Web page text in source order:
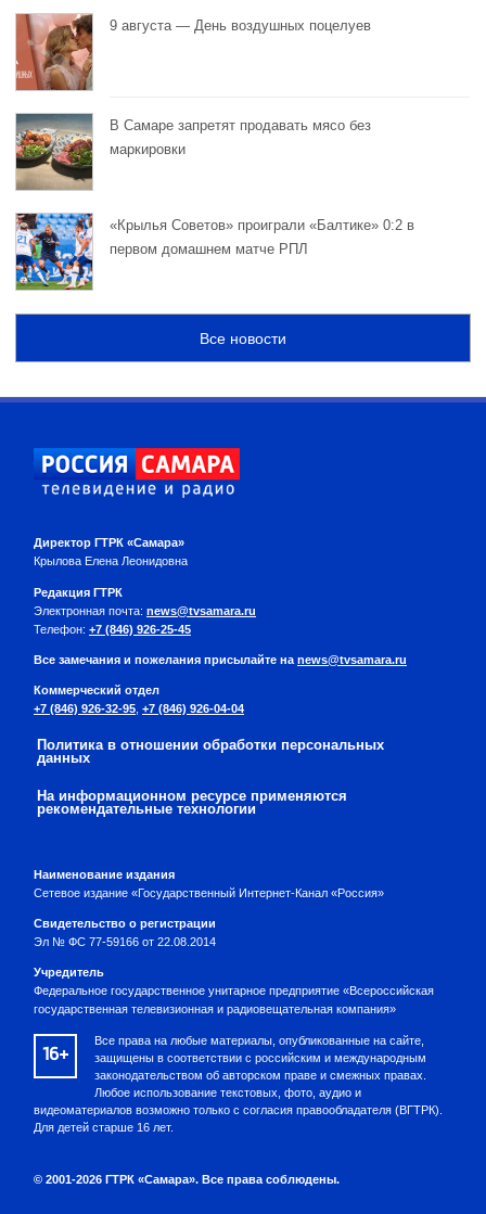
9 августа — День воздушных поцелуев
В Самаре запретят продавать мясо без
маркировки
«Крылья Советов» проиграли «Балтике» 0:2 в
первом домашнем матче РПЛ
Все новости
Директор ГТРК «Самара»
Крылова Елена Леонидовна
Редакция ГТРК
Электронная почта: news@tvsamara.ru
Телефон: +7 (846) 926-25-45
Все замечания и пожелания присылайте на news@tvsamara.ru
Коммерческий отдел
+7 (846) 926-32-95 +7 (846) 926-04-04
Политика в отношении обработки персональных
данных
На информационном ресурсе применяются
рекомендательные технологии
Наименование издания
Сетевое издание «Государственный Интернет-Канал «Россия»
Свидетельство о регистрации
Эл № ФС 77-59166 от 22.08.2014
Учредитель
Федеральное государственное унитарное предприятие «Всероссийская
государственная телевизионная и радиовещательная компания»
16+
Все права на любые материалы, опубликованные на сайте,
защищены в соответствии с российским и международным
законодательством об авторском праве и смежных правах.
Любое использование текстовых, фото, аудио и
видеоматериалов возможно только с согласия правообладателя (ВГТРК).
Для детей старше 16 лет.
© 2001-2026 ГТРК «Самара». Все права соблюдены.